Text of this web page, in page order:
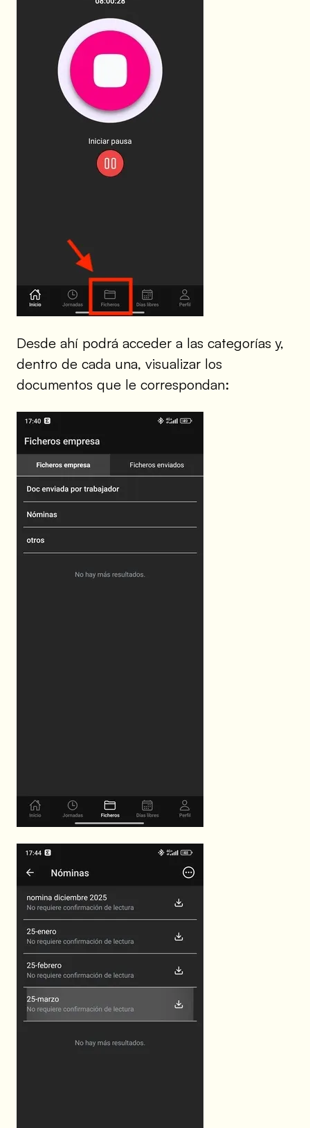
Desde ahí podrá acceder a las categorías y,
dentro de cada una, visualizar los
documentos que le correspondan: